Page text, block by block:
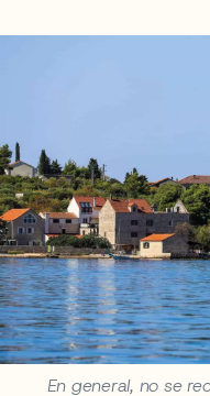
En general, no se